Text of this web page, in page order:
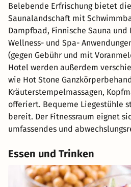
Belebende Erfrischung bietet
Saunalandschaft mit
Dampfbad, Finnische Sauna
Wellness- und Spa-
(gegen Gebühr und mit
Hotel werden außerdem
wie Hot Stone
Kräuterstempelmassagen,
offeriert. Bequeme Liegestühle
bereit. Der Fitnessraum eignet
umfassendes und
Essen und Trinken